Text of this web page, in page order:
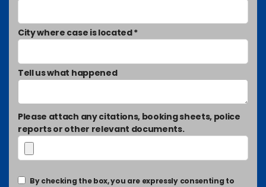
City where case is located *
Tell us what happened
Please attach any citations, booking sheets, police
reports or other relevant documents.
By checking the box, you are expressly consenting to